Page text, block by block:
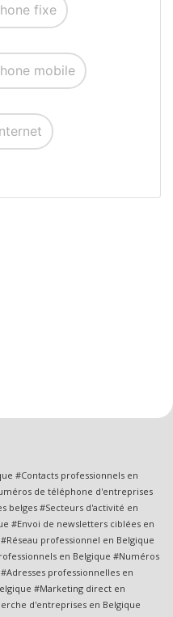
#Contacts professionnels en
de téléphone d'entreprises
belges #Secteurs d'activité en
#Envoi de newsletters ciblées en
professionnel en Belgique
en Belgique #Numéros
professionnelles en
#Marketing direct en
d'entreprises en Belgique